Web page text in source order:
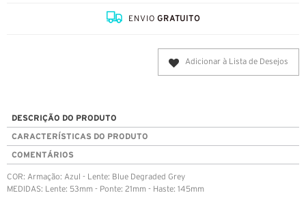
ENVIOGRATUITO
Adicionar à Lista de Desejos
DESCRIÇÃO DO PRODUTO
CARACTERÍSTICAS DO PRODUTO
COMENTÁRIOS
COR: Armação: Azul - Lente: Blue Degraded Grey
MEDIDAS: Lente: 53mm - Ponte: 21mm - Haste: 145mm